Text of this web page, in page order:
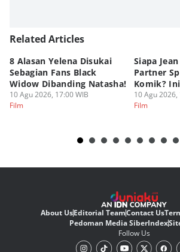
Related Articles
8 Alasan Yelena Disukai
Sebagian Fans Black
Widow Dibanding Natasha!
10 Agu 2026, 17:00 WIB
Film
Siapa
Partner
Komik?
10 Agu 2026,
Film
About UsEditorial TeamContact Us
Pedoman Media SiberIndex
Follow Us